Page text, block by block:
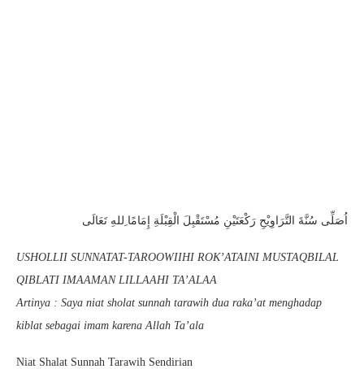
اُصَلِّى سُنَّةَ التَّرَاوِيْحِ رَكْعَتَيْنِ مُسْتَقْبِلَ الْقِبْلَةِ إِمَامًا ِللهِ تَعَالَى
USHOLLII SUNNATAT-TAROOWIIHI ROK’ATAINI MUSTAQBILAL
QIBLATI IMAAMAN LILLAAHI TA’ALAA
Artinya : Saya niat sholat sunnah tarawih dua raka’at menghadap
kiblat sebagai imam karena Allah Ta’ala
Niat Shalat Sunnah Tarawih Sendirian